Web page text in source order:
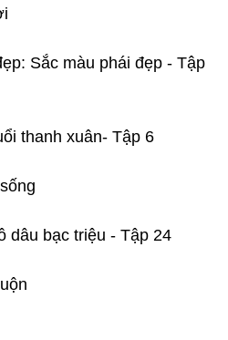
Sắc màu phái đẹp - Tập
thanh xuân- Tập 6
dâu bạc triệu - Tập 24